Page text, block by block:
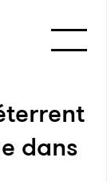
dans